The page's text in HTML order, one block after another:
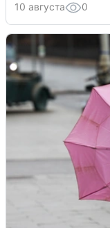
10 августа 0